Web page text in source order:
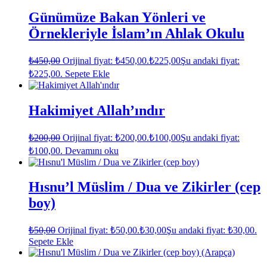
Günümüze Bakan Yönleri ve
Örnekleriyle İslam’ın Ahlak Okulu
₺450,00 Orijinal fiyat: ₺450,00.₺225,00Şu andaki fiyat:
₺225,00. Sepete Ekle
Hakimiyet Allah’ındır
₺200,00 Orijinal fiyat: ₺200,00.₺100,00Şu andaki fiyat:
₺100,00. Devamını oku
Hısnu’l Müslim / Dua ve Zikirler (cep
boy)
₺50,00 Orijinal fiyat: ₺50,00.₺30,00Şu andaki fiyat: ₺30,00.
Sepete Ekle